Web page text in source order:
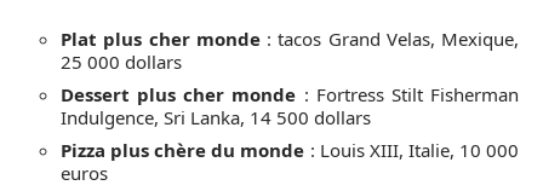
Plat plus cher monde: tacos Grand Velas, Mexique,
25 000 dollars
Dessert plus cher monde : Fortress Stilt Fisherman
Indulgence, Sri Lanka, 14 500 dollars
Pizza plus chère du monde : Louis XIII, Italie, 10 000
euros